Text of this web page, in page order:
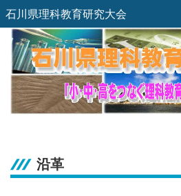
石川県理科教育研究大会
沿革